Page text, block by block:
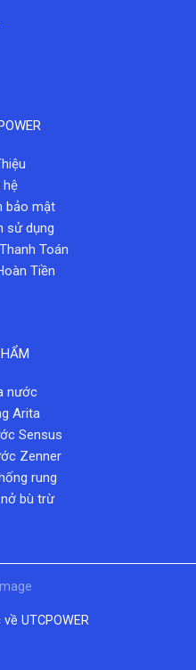
hệ
bảo mật
sử dụng
Toán
Tiền
nước
Arita
Sensus
Zenner
rung
bù trừ
UTCPOWER